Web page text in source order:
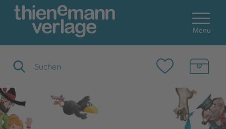
Menu